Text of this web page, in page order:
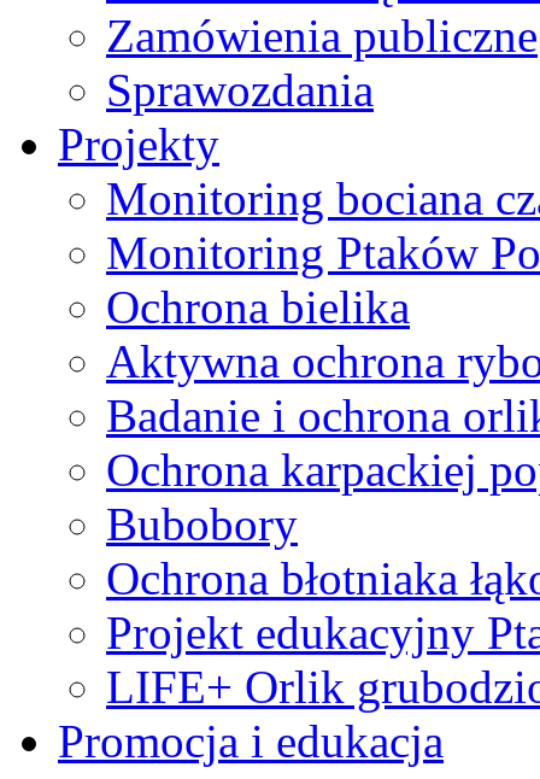
Zamówienia publiczne
Sprawozdania
Projekty
Monitoring bociana
Monitoring Ptaków
Ochrona bielika
Aktywna ochrona
Badanie i ochrona
Ochrona karpackiej
Bubobory
Ochrona błotniaka
Projekt edukacyjny
LIFE+ Orlik
Promocja i edukacja